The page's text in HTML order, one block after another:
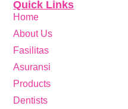
Quick Links
Home
About Us
Fasilitas
Asuransi
Products
Dentists